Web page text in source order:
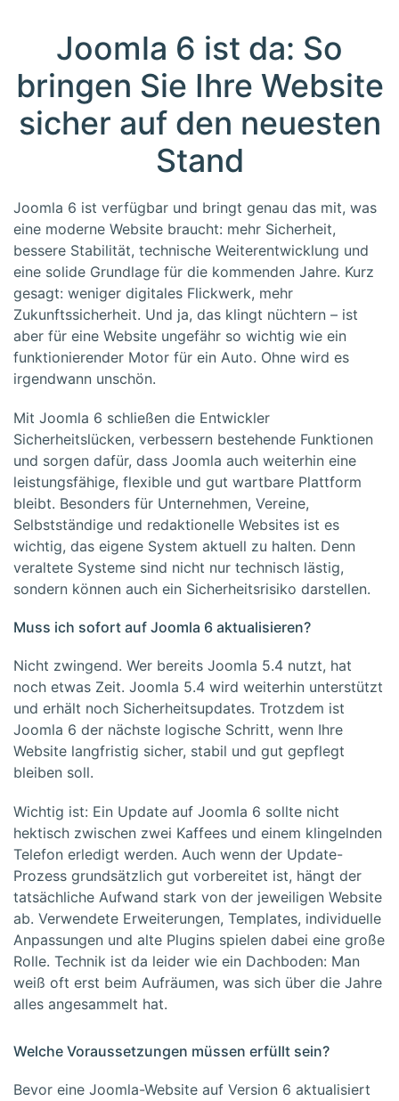
Joomla 6 ist da: So
bringen Sie Ihre Website
sicher auf den neuesten
Stand
Joomla 6 ist verfügbar und bringt genau das mit, was
eine moderne Website braucht: mehr Sicherheit,
bessere Stabilität, technische Weiterentwicklung und
eine solide Grundlage für die kommenden Jahre. Kurz
gesagt: weniger digitales Flickwerk, mehr
Zukunftssicherheit. Und ja, das klingt nüchtern – ist
aber für eine Website ungefähr so wichtig wie ein
funktionierender Motor für ein Auto. Ohne wird es
irgendwann unschön.
Mit Joomla 6 schließen die Entwickler
Sicherheitslücken, verbessern bestehende Funktionen
und sorgen dafür, dass Joomla auch weiterhin eine
leistungsfähige, flexible und gut wartbare Plattform
bleibt. Besonders für Unternehmen, Vereine,
Selbstständige und redaktionelle Websites ist es
wichtig, das eigene System aktuell zu halten. Denn
veraltete Systeme sind nicht nur technisch lästig,
sondern können auch ein Sicherheitsrisiko darstellen.
Muss ich sofort auf Joomla 6 aktualisieren?
Nicht zwingend. Wer bereits Joomla 5.4 nutzt, hat
noch etwas Zeit. Joomla 5.4 wird weiterhin unterstützt
und erhält noch Sicherheitsupdates. Trotzdem ist
Joomla 6 der nächste logische Schritt, wenn Ihre
Website langfristig sicher, stabil und gut gepflegt
bleiben soll.
Wichtig ist: Ein Update auf Joomla 6 sollte nicht
hektisch zwischen zwei Kaffees und einem klingelnden
Telefon erledigt werden. Auch wenn der Update-
Prozess grundsätzlich gut vorbereitet ist, hängt der
tatsächliche Aufwand stark von der jeweiligen Website
ab. Verwendete Erweiterungen, Templates, individuelle
Anpassungen und alte Plugins spielen dabei eine große
Rolle. Technik ist da leider wie ein Dachboden: Man
weiß oft erst beim Aufräumen, was sich über die Jahre
alles angesammelt hat.
Welche Voraussetzungen müssen erfüllt sein?
Bevor eine Joomla-Website auf Version 6 aktualisiert